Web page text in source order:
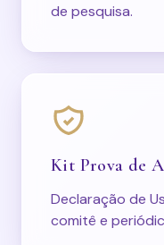
de pesquisa.
Kit Prova de
Declaração de
comitê e